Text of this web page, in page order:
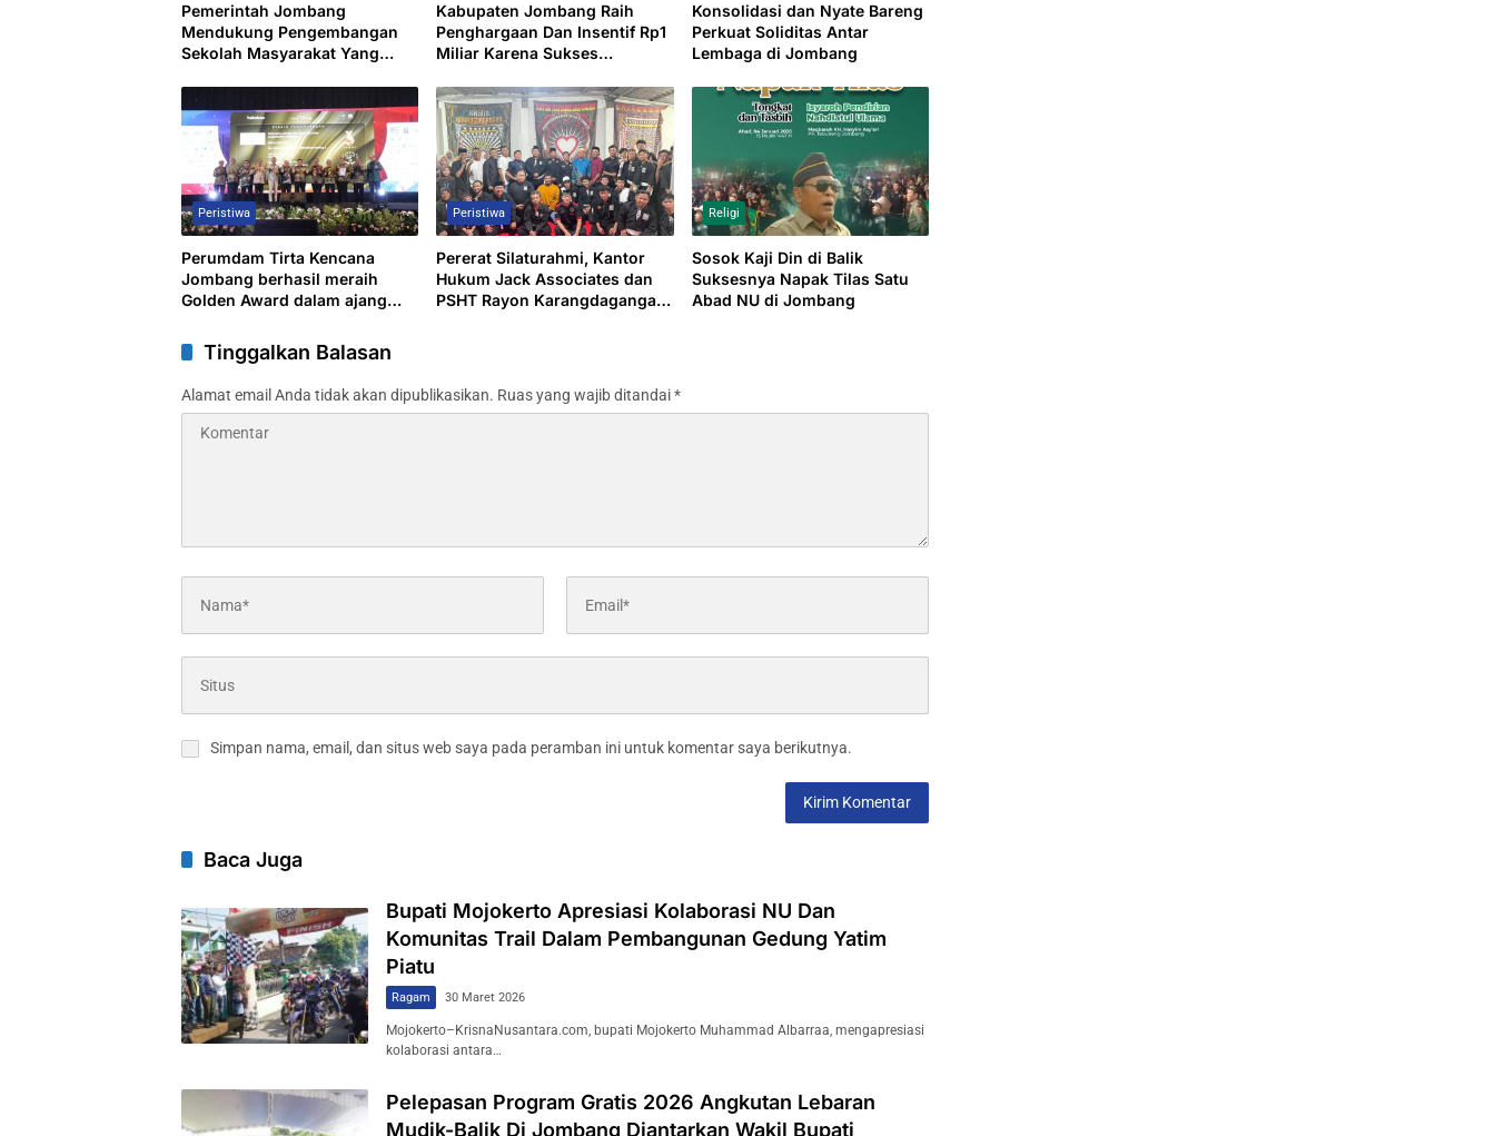
Pemerintah Jombang
Mendukung Pengembangan
Sekolah Masyarakat Yang
Hibahkan 6,3 Hektar Untuk
Sekolah Rakyat Terintegritas 1
Jombang
Kabupaten Jombang Raih
Penghargaan Dan Insentif Rp1
Miliar Karena Sukses
Pengangguran.
Konsolidasi dan Nyate Bareng
Perkuat Soliditas Antar
Lembaga di Jombang
Peristiwa
Perumdam Tirta Kencana
Jombang berhasil meraih
Golden Award dalam ajang
bukti konsistensi kinerja serta
komitmen terhadap inovasi
yang berkelanjutan
Peristiwa
Pererat Silaturahmi, Kantor
Hukum Jack Associates dan
PSHT Rayon Karangdagangan
Religi
Sosok Kaji Din di Balik
Suksesnya Napak Tilas Satu
Abad NU di Jombang
Tinggalkan Balasan
Alamat email Anda tidak akan dipublikasikan. Ruas yang wajib ditandai*
Simpan nama, email, dan situs web saya pada peramban ini untuk komentar saya berikutnya.
Baca Juga
Bupati Mojokerto Apresiasi Kolaborasi NU Dan
Komunitas Trail Dalam Pembangunan Gedung Yatim
Piatu
Ragam 30 Maret 2026
Mojokerto–KrisnaNusantara.com, bupati Mojokerto Muhammad Albarraa, mengapresiasi
kolaborasi antara…
Pelepasan Program Gratis 2026 Angkutan Lebaran
Mudik-Balik Di Jombang Diantarkan Wakil Bupati